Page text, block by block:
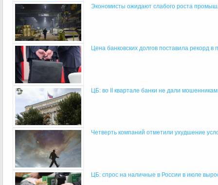
Экономисты ожидают слабого роста
Цена банковских долгов поставила рекорд в
ЦБ: во II квартале банки не дали мошенникам
Четверть компаний отметили ухудшение
ЦБ: спрос на наличные в России в июле